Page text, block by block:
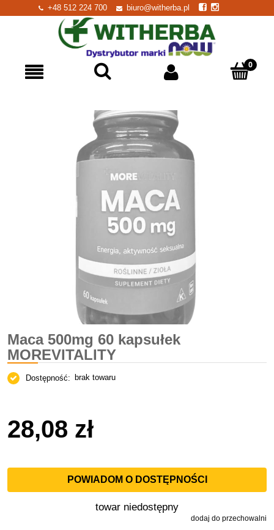
+48 512 224 700 biuro@witherba.pl
Maca 500mg 60 kapsułek
MOREVITALITY
Dostępność: brak towaru
28,08 zł
POWIADOM O DOSTĘPNOŚCI
towar niedostępny
dodaj do przechowalni